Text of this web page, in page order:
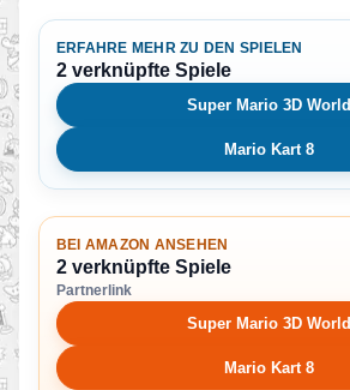
ERFAHRE MEHR ZU DEN SPIELEN
2 verknüpfte Spiele
Super Mario 3D World
Mario Kart 8
BEI AMAZON ANSEHEN
2 verknüpfte Spiele
Partnerlink
Super Mario 3D World
Mario Kart 8